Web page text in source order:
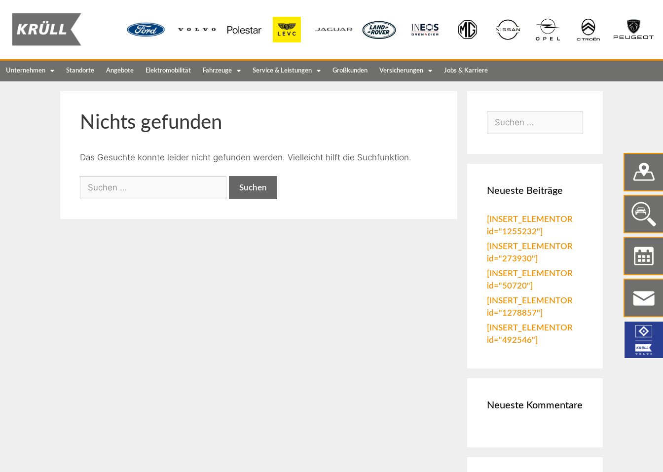
Unternehmen Standorte Angebote Elektromobilität Fahrzeuge Service & Leistungen Großkunden Versicherungen Jobs & Karriere
Nichts gefunden
Das Gesuchte konnte leider nicht gefunden werden. Vielleicht hilft die Suchfunktion.
Neueste Beiträge
[INSERT_ELEMENTOR
id="1255232"]
[INSERT_ELEMENTOR
id="273930"]
[INSERT_ELEMENTOR
id="50720"]
[INSERT_ELEMENTOR
id="1278857"]
[INSERT_ELEMENTOR
id="492546"]
Neueste Kommentare